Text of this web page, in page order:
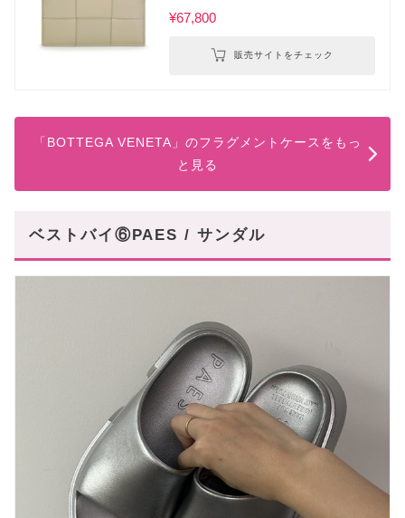
¥67,800
販売サイトをチェック
「BOTTEGA VENETA」のフラグメントケースをもっ
と見る
ベストバイ⑥PAES / サンダル